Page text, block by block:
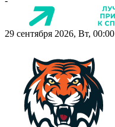
29 сентября 2026, Вт, 00:00